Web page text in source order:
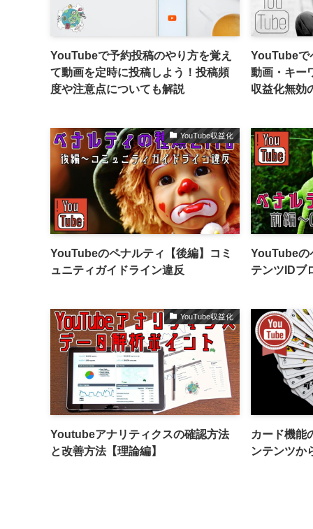
YouTubeで予約投稿のやり方を覚え
て動画を定時に投稿しよう！投稿頻
度や注意点についても解説
YouTubeで
動画・キー
収益化無効
YouTube収益化
YouTubeのペナルティ【後編】コミ
ュニティガイドライン違反
YouTubeの
テンツIDブ
YouTube収益化
Youtubeアナリティクスの確認方法
と改善方法【理論編】
カード機能
ンテンツか